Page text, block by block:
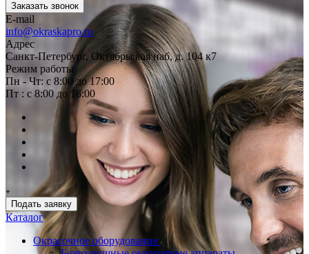
Заказать звонок
E-mail
info@okraskapro.ru
Адрес
Санкт-Петербург, Октябрьская наб, д. 104 к7
Режим работы
Пн - Чт: с 8:00 до 17:00
Пт : с 8:00 до 16:00
Подать заявку
Каталог
Окрасочное оборудование